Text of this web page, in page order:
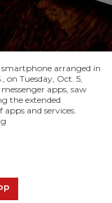
smartphone arranged in
on Tuesday, Oct. 5,
apps, saw
the extended
and services.